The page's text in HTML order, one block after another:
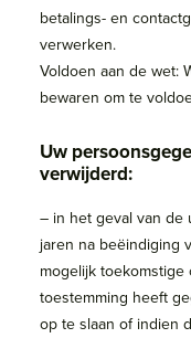
betalings- en
verwerken.
Voldoen aan de wet:
bewaren om te
​Uw
verwijderd:
– in het geval van de
jaren na beëindiging
mogelijk
toestemming heeft
op te slaan of indien